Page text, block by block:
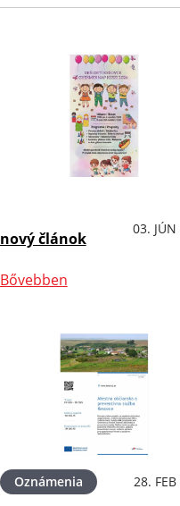
03.
nový článok
Bővebben
Oznámenia 28.